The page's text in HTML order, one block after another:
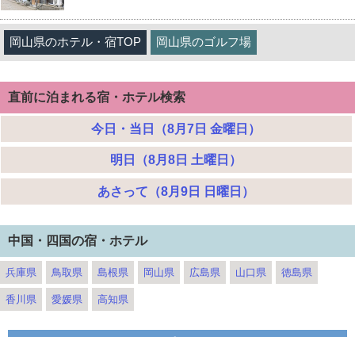
岡山県のホテル・宿TOP 岡山県のゴルフ場
直前に泊まれる宿・ホテル検索
今日・当日（8月7日 金曜日）
明日（8月8日 土曜日）
あさって（8月9日 日曜日）
中国・四国の宿・ホテル
兵庫県 鳥取県 島根県 岡山県 広島県 山口県 徳島県
香川県 愛媛県 高知県